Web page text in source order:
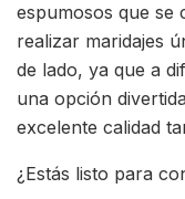
espumosos que se
realizar maridajes
de lado, ya que a
una opción
excelente calidad
¿Estás listo para